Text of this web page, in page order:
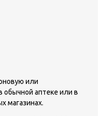
или
аптеке или в
магазинах.